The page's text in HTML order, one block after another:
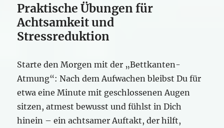
Praktische Übungen für
Achtsamkeit und
Stressreduktion
Starte den Morgen mit der „Bettkanten-
Atmung“: Nach dem Aufwachen bleibst Du für
etwa eine Minute mit geschlossenen Augen
sitzen, atmest bewusst und fühlst in Dich
hinein – ein achtsamer Auftakt, der hilft,